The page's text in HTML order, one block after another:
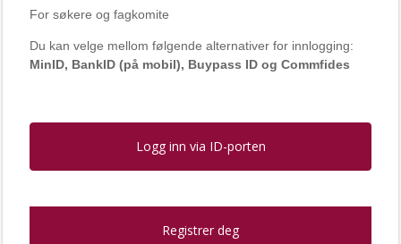
For søkere og fagkomite
Du kan velge mellom følgende alternativer for innlogging:
MinID, BankID (på mobil), Buypass ID og Commfides
Logg inn via ID-porten
Registrer deg